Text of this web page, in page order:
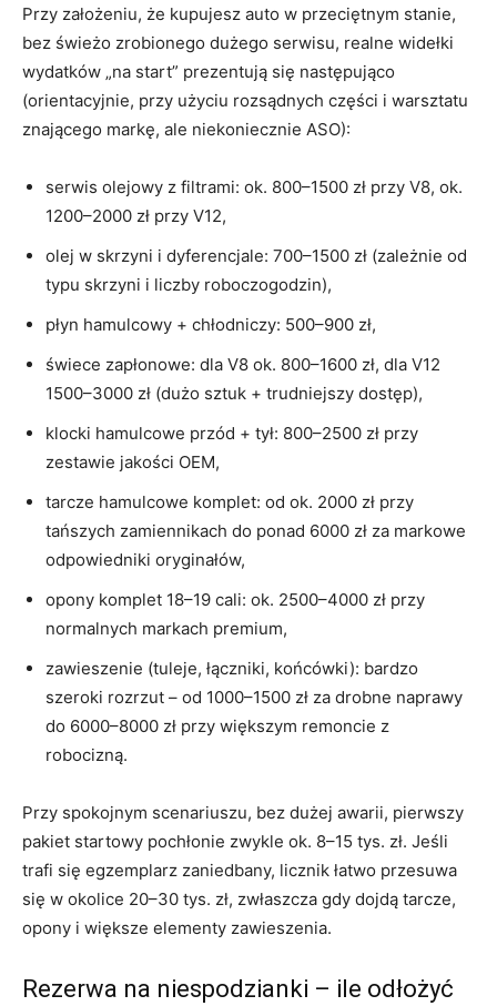
Przy założeniu, że kupujesz auto w przeciętnym stanie,
bez świeżo zrobionego dużego serwisu, realne widełki
wydatków „na start” prezentują się następująco
(orientacyjnie, przy użyciu rozsądnych części i warsztatu
znającego markę, ale niekoniecznie ASO):
serwis olejowy z filtrami: ok. 800–1500 zł przy V8, ok.
1200–2000 zł przy V12,
olej w skrzyni i dyferencjale: 700–1500 zł (zależnie od
typu skrzyni i liczby roboczogodzin),
płyn hamulcowy + chłodniczy: 500–900 zł,
świece zapłonowe: dla V8 ok. 800–1600 zł, dla V12
1500–3000 zł (dużo sztuk + trudniejszy dostęp),
klocki hamulcowe przód + tył: 800–2500 zł przy
zestawie jakości OEM,
tarcze hamulcowe komplet: od ok. 2000 zł przy
tańszych zamiennikach do ponad 6000 zł za markowe
odpowiedniki oryginałów,
opony komplet 18–19 cali: ok. 2500–4000 zł przy
normalnych markach premium,
zawieszenie (tuleje, łączniki, końcówki): bardzo
szeroki rozrzut – od 1000–1500 zł za drobne naprawy
do 6000–8000 zł przy większym remoncie z
robocizną.
Przy spokojnym scenariuszu, bez dużej awarii, pierwszy
pakiet startowy pochłonie zwykle ok. 8–15 tys. zł. Jeśli
trafi się egzemplarz zaniedbany, licznik łatwo przesuwa
się w okolice 20–30 tys. zł, zwłaszcza gdy dojdą tarcze,
opony i większe elementy zawieszenia.
Rezerwa na niespodzianki – ile odłożyć